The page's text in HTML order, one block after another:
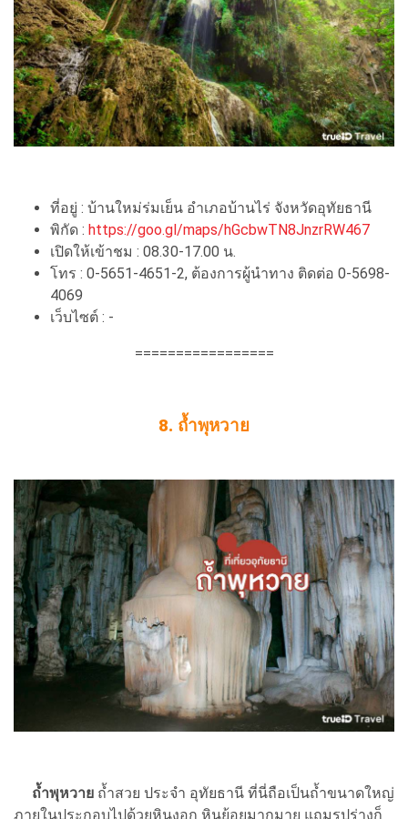
ที่อยู่ : บ้านใหม่ร่มเย็น อำเภอบ้านไร่ จังหวัดอุทัยธานี
พิกัด : https://goo.gl/maps/hGcbwTN8JnzrRW467
เปิดให้เข้าชม : 08.30-17.00 น.
โทร : 0-5651-4651-2, ต้องการผู้นำทาง ติดต่อ 0-5698-
4069
เว็บไซต์ : -
=================
8. ถ้ำพุหวาย
ถ้ำพุหวาย ถ้ำสวย ประจำ อุทัยธานี ที่นี่ถือเป็นถ้ำขนาดใหญ่
ภายในประกอบไปด้วยหินงอก หินย้อยมากมาย แถมรูปร่างก็